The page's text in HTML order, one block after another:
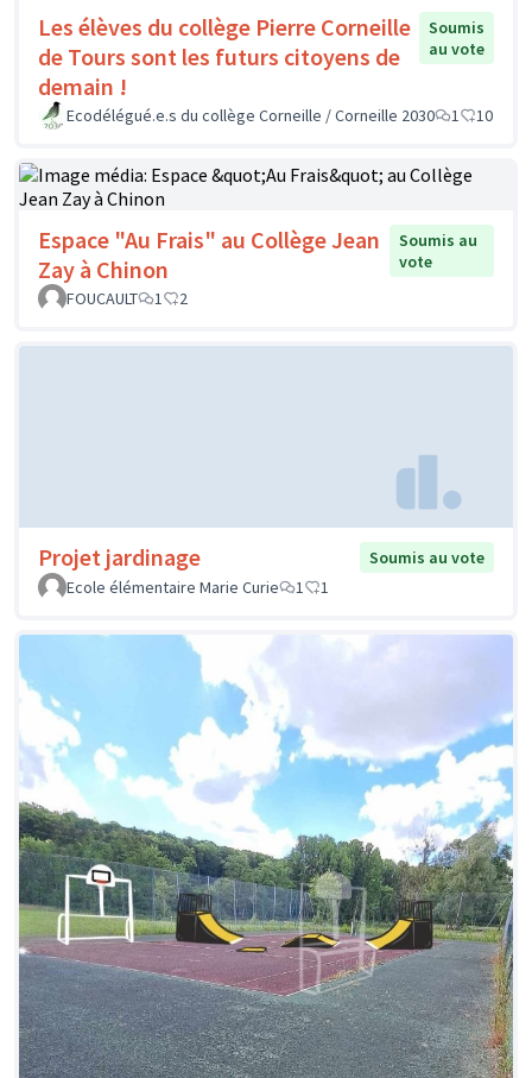
Les élèves du collège Pierre Corneille
de Tours sont les futurs citoyens de
demain !
Soumis
au vote
Ecodélégué.e.s du collège Corneille / Corneille 2030 1 10
Espace "Au Frais" au Collège Jean
Zay à Chinon
Soumis au
vote
FOUCAULT
1 2
Projet jardinage
Soumis au vote
Ecole élémentaire Marie Curie
1 1